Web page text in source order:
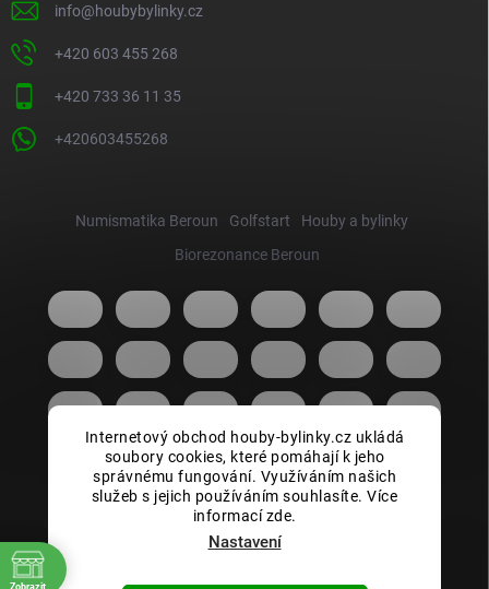
Internetový obchod houby-bylinky.cz ukládá
soubory cookies, které pomáhají k jeho
správnému fungování. Využíváním našich
služeb s jejich používáním souhlasíte. Více
informací zde.
Nastavení
info@houbybylinky.cz
+420 603 455 268
+420 733 36 11 35
+420603455268
Numismatika Beroun Golfstart
Houby a bylinky
Biorezonance Beroun
Zobrazit